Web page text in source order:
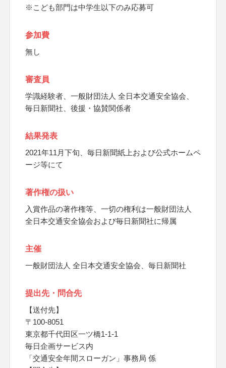
※こども部門は中学生以下のみ応募可
参加費
無し
審査員
学識経験者、一般財団法人 全日本交通安全協会、
毎日新聞社、後援・協賛関係者
結果発表
2021年11月下旬、毎日新聞紙上および公式ホームペ
ージ等にて
著作権の扱い
入賞作品の著作権等、一切の権利は一般財団法人
全日本交通安全協会および毎日新聞社に帰属
主催
一般財団法人 全日本交通安全協会、毎日新聞社
提出先・問合先
【送付先】
〒100-8051
東京都千代田区一ツ橋1-1-1
毎日企画サービス内
「交通安全年間スローガン」事務局 係